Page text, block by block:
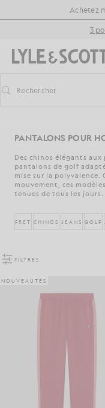
Aller directement au
Informations surAchetez
3
Activer/désactiver la
Rechercher
PANTALONS POUR
Des chinos élégants
pantalons de golf
mise sur la
mouvement, ces
tenues de tous les jours.
FRET CHINOS JEANS GOLF
FILTRES
NOUVEAUTÉS